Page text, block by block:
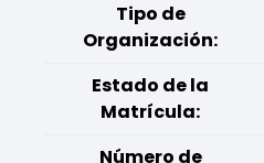
Tipo de
Organización:
Estado de la
Matrícula:
Número de